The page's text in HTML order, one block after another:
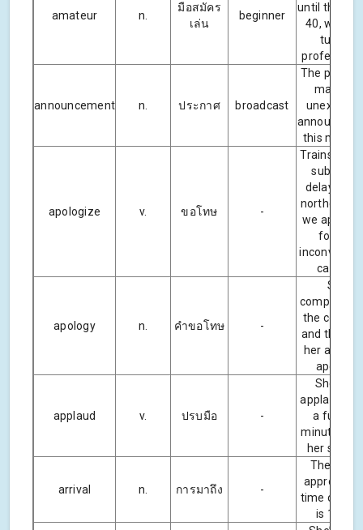
amateur n.
มือสมัคร
เล่น
beginner
until the
40, when
turned
announcement n. ประกาศ broadcast
The
made an
this
apologize v. ขอโทษ -
Trains may
subject to
delay on
northern
we
for any
caused.
apology n. คำขอโทษ -
She
the
and they
her a
apology.
applaud v. ปรบมือ -
She was
applauded
a full five
minutes
her
arrival n. การมาถึง -
The
time of
is 10.30.